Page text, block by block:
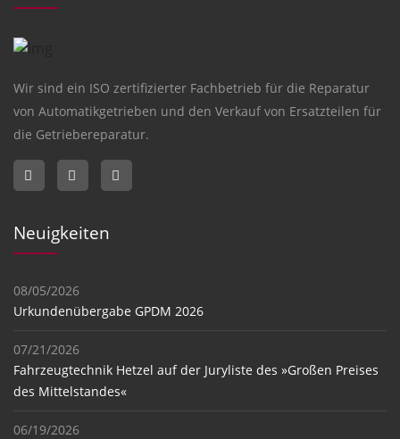
Wir sind ein ISO zertifizierter Fachbetrieb für die Reparatur
von Automatikgetrieben und den Verkauf von Ersatzteilen für
die Getriebereparatur.
Neuigkeiten
08/05/2026
Urkundenübergabe GPDM 2026
07/21/2026
Fahrzeugtechnik Hetzel auf der Juryliste des »Großen Preises
des Mittelstandes«
06/19/2026